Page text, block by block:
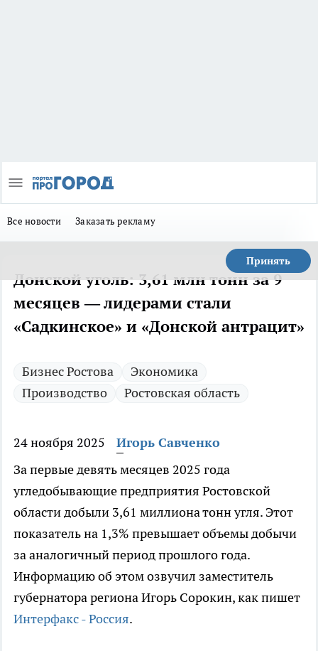
Все новости Заказать рекламу
Принять
Донской уголь: 3,61 млн тонн за 9
месяцев — лидерами стали
«Садкинское» и «Донской антрацит»
Бизнес Ростова
Экономика
Производство
Ростовская область
24 ноября 2025
Игорь Савченко
За первые девять месяцев 2025 года
угледобывающие предприятия Ростовской
области добыли 3,61 миллиона тонн угля. Этот
показатель на 1,3% превышает объемы добычи
за аналогичный период прошлого года.
Информацию об этом озвучил заместитель
губернатора региона Игорь Сорокин, как пишет
Интерфакс - Россия.